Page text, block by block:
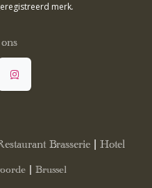
merk.
Brasserie | Hotel
| Brussel